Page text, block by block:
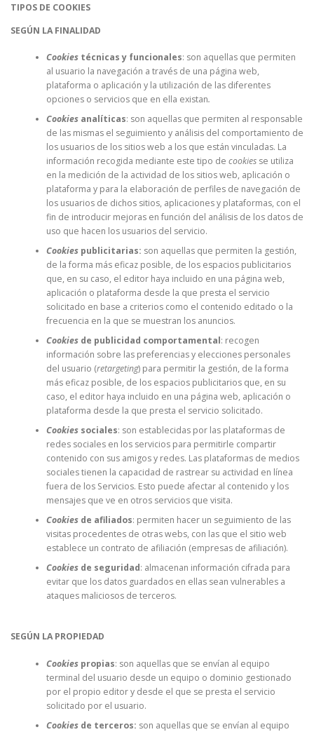
TIPOS DE COOKIES
SEGÚN LA FINALIDAD
Cookies técnicas y funcionales: son aquellas que permiten
al usuario la navegación a través de una página web,
plataforma o aplicación y la utilización de las diferentes
opciones o servicios que en ella existan.
Cookies analíticas: son aquellas que permiten al responsable
de las mismas el seguimiento y análisis del comportamiento de
los usuarios de los sitios web a los que están vinculadas. La
información recogida mediante este tipo de cookiesse utiliza
en la medición de la actividad de los sitios web, aplicación o
plataforma y para la elaboración de perfiles de navegación de
los usuarios de dichos sitios, aplicaciones y plataformas, con el
fin de introducir mejoras en función del análisis de los datos de
uso que hacen los usuarios del servicio.
Cookies publicitarias: son aquellas que permiten la gestión,
de la forma más eficaz posible, de los espacios publicitarios
que, en su caso, el editor haya incluido en una página web,
aplicación o plataforma desde la que presta el servicio
solicitado en base a criterios como el contenido editado o la
frecuencia en la que se muestran los anuncios.
Cookies de publicidad comportamental: recogen
información sobre las preferencias y elecciones personales
del usuario (retargeting) para permitir la gestión, de la forma
más eficaz posible, de los espacios publicitarios que, en su
caso, el editor haya incluido en una página web, aplicación o
plataforma desde la que presta el servicio solicitado.
Cookies sociales: son establecidas por las plataformas de
redes sociales en los servicios para permitirle compartir
contenido con sus amigos y redes. Las plataformas de medios
sociales tienen la capacidad de rastrear su actividad en línea
fuera de los Servicios. Esto puede afectar al contenido y los
mensajes que ve en otros servicios que visita.
Cookies de afiliados: permiten hacer un seguimiento de las
visitas procedentes de otras webs, con las que el sitio web
establece un contrato de afiliación (empresas de afiliación).
Cookies de seguridad: almacenan información cifrada para
evitar que los datos guardados en ellas sean vulnerables a
ataques maliciosos de terceros.
SEGÚN LA PROPIEDAD
Cookiespropias: son aquellas que se envían al equipo
terminal del usuario desde un equipo o dominio gestionado
por el propio editor y desde el que se presta el servicio
solicitado por el usuario.
Cookies de terceros: son aquellas que se envían al equipo